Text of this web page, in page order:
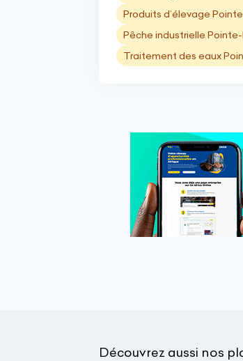
Produits d’élevage
Pêche industrielle
Traitement des eaux
Découvrez aussi nos